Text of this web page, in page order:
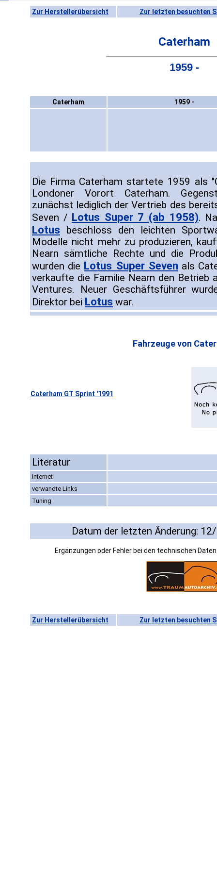
Zur Herstellerübersicht Zur letzten besuchten
Caterham
1959 -
Caterham 1959 -
Die Firma Caterham startete 1959 als
Londoner Vorort Caterham.
zunächst lediglich der Vertrieb des
Seven / Lotus Super 7 (ab 1958).
Lotus beschloss den leichten
Modelle nicht mehr zu produzieren,
Nearn sämtliche Rechte und die
wurden die Lotus Super Sevenals
verkaufte die Familie Nearn den Betrieb
Ventures. Neuer Geschäftsführer
Direktor bei Lotus war.
Fahrzeuge von
Caterham GT Sprint '1991
Literatur
Internet
verwandte Links
Tuning
Datum der letzten Änderung:
Ergänzungen oder Fehler bei den technischen
Zur Herstellerübersicht Zur letzten besuchten